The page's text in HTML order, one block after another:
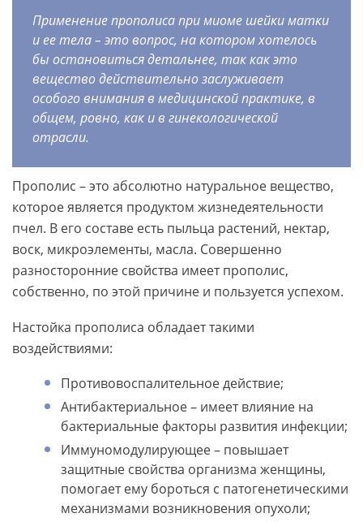
Применение прополиса при миоме шейки матки
и ее тела – это вопрос, на котором хотелось
бы остановиться детальнее, так как это
вещество действительно заслуживает
особого внимания в медицинской практике, в
общем, ровно, как и в гинекологической
отрасли.
Прополис – это абсолютно натуральное вещество,
которое является продуктом жизнедеятельности
пчел. В его составе есть пыльца растений, нектар,
воск, микроэлементы, масла. Совершенно
разносторонние свойства имеет прополис,
собственно, по этой причине и пользуется успехом.
Настойка прополиса обладает такими
воздействиями:
Противовоспалительное действие;
Антибактериальное – имеет влияние на
бактериальные факторы развития инфекции;
Иммуномодулирующее – повышает
защитные свойства организма женщины,
помогает ему бороться с патогенетическими
механизмами возникновения опухоли;